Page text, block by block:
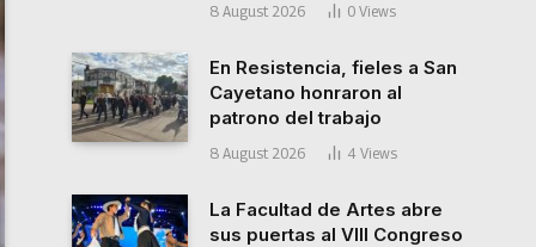
8 August 2026 0 Views
En Resistencia, fieles a San
Cayetano honraron al
patrono del trabajo
8 August 2026 4 Views
La Facultad de Artes abre
sus puertas al VIII Congreso